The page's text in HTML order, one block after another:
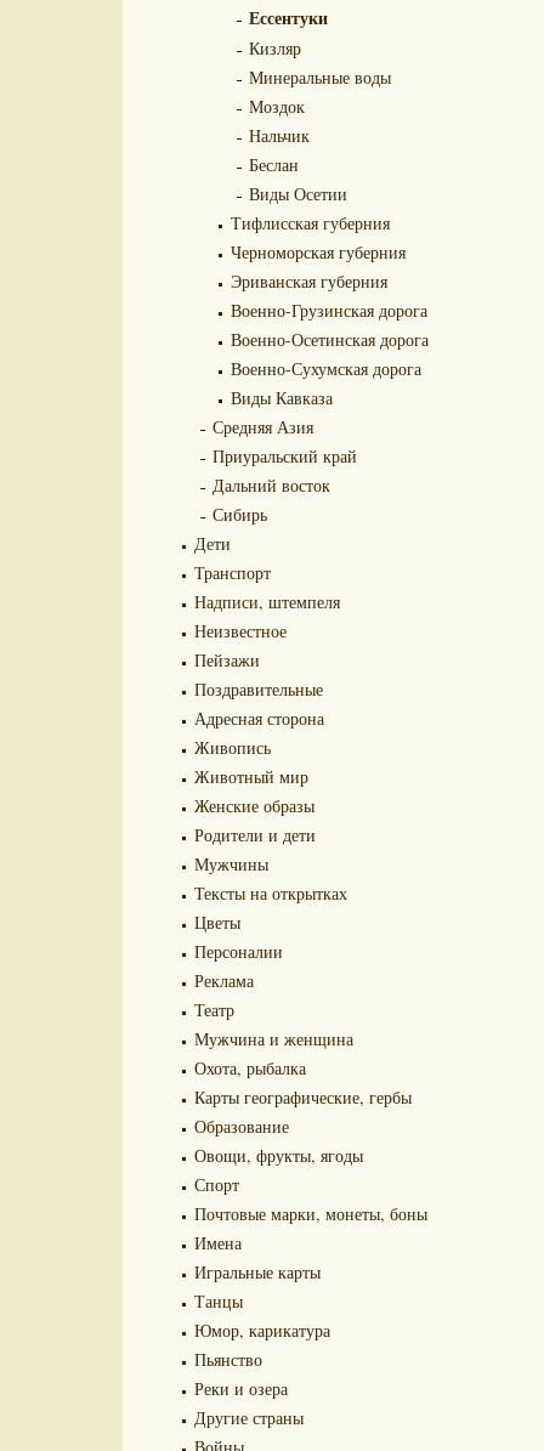
Ессентуки
Кизляр
Минеральные воды
Моздок
Нальчик
Беслан
Виды Осетии
Тифлисская губерния
Черноморская губерния
Эриванская губерния
Военно-Грузинская дорога
Военно-Осетинская дорога
Военно-Сухумская дорога
Виды Кавказа
Средняя Азия
Приуральский край
Дальний восток
Сибирь
Дети
Транспорт
Надписи, штемпеля
Неизвестное
Пейзажи
Поздравительные
Адресная сторона
Живопись
Животный мир
Женские образы
Родители и дети
Мужчины
Тексты на открытках
Цветы
Персоналии
Реклама
Театр
Мужчина и женщина
Охота, рыбалка
Карты географические, гербы
Образование
Овощи, фрукты, ягоды
Спорт
Почтовые марки, монеты, боны
Имена
Игральные карты
Танцы
Юмор, карикатура
Пьянство
Реки и озера
Другие страны